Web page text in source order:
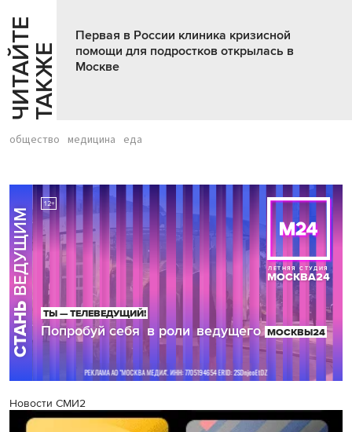
Ч
И
Т
АЙ
Т
Е
Т
А
К
ЖЕ
Первая в России клиника кризисной
помощи для подростков открылась в
Москве
общество медицина еда
Новости СМИ2